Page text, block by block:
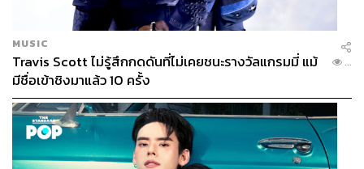
MUSIC
Travis Scott ไม่รู้สึกกดดันที่ไม่เคยชนะรางวัลแกรมมี่ แม้
มีชื่อเข้าชิงมาแล้ว 10 ครั้ง
...